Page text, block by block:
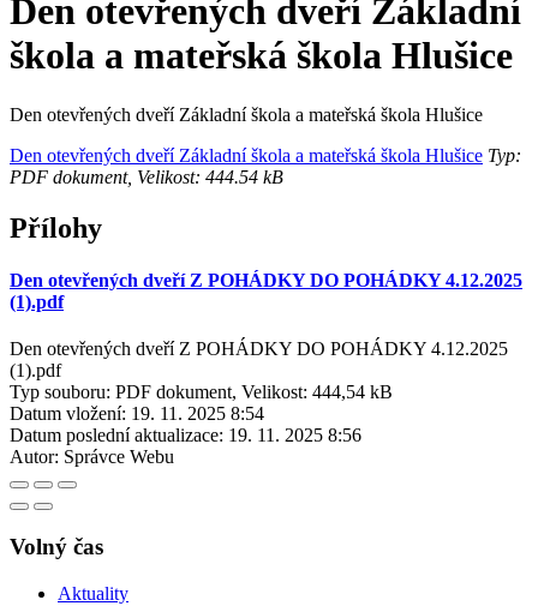
Den otevřených dveří Základní
škola a mateřská škola Hlušice
Den otevřených dveří Základní škola a mateřská škola Hlušice
Den otevřených dveří Základní škola a mateřská škola Hlušice Typ:
PDF dokument, Velikost: 444.54 kB
Přílohy
Den otevřených dveří Z POHÁDKY DO POHÁDKY 4.12.2025
(1).pdf
Den otevřených dveří Z POHÁDKY DO POHÁDKY 4.12.2025
(1).pdf
Typ souboru: PDF dokument, Velikost: 444,54 kB
Datum vložení: 19. 11. 2025 8:54
Datum poslední aktualizace: 19. 11. 2025 8:56
Autor: Správce Webu
Volný čas
Aktuality